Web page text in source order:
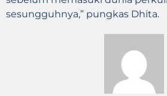
sesungguhnya,” pungkas Dhita.